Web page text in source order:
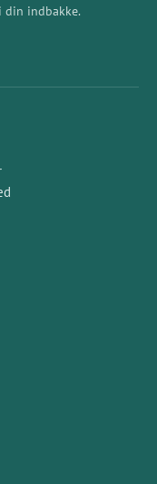
din indbakke.